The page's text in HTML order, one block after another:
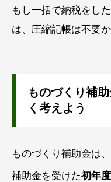
もし一括で納税をし
は、圧縮記帳は不要
ものづくり補
く考えよう
ものづくり補助金は
補助金を受けた初年